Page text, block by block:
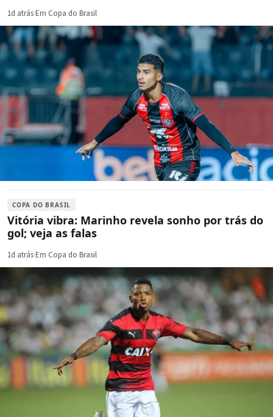
1d atrás·Em Copa do Brasil
COPA DO BRASIL
Vitória vibra: Marinho revela sonho por trás do
gol; veja as falas
1d atrás·Em Copa do Brasil